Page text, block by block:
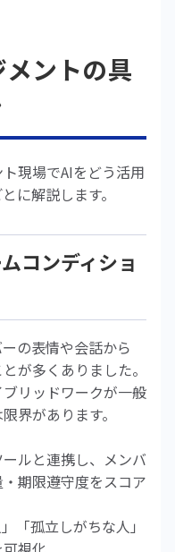
ントの具
現場でAIをどう活用
に解説します。
コンディショ
の表情や会話から
が多くありました。
リッドワークが一般
界があります。
ルと連携し、メンバ
期限遵守度をスコア
「孤立しがちな人」